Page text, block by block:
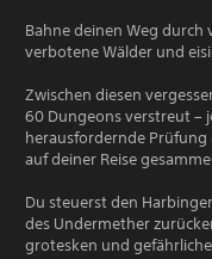
Bahne deinen Weg
verbotene Wälder und
Zwischen diesen
60 Dungeons verstreut –
herausfordernde Prüfung
auf deiner Reise
Du steuerst den
des Undermether
grotesken und